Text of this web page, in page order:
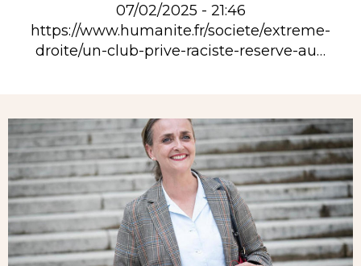
07/02/2025 - 21:46
https://www.humanite.fr/societe/extreme-
droite/un-club-prive-raciste-reserve-au…